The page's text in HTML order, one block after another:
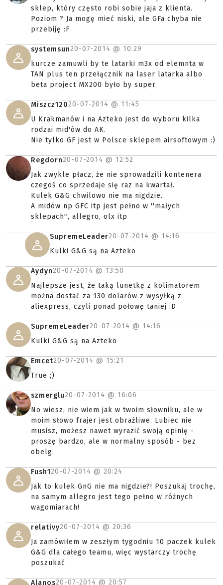
sklep, który często robi sobie jaja z klienta.
Poziom ? Ja mogę mieć niski, ale GFa chyba nie
przebiję :F
systemsun20-07-2014 @ 10:29
kurcze zamuwli by te latarki m3x od elemnta w
TAN plus ten przełącznik na laser latarka albo
beta project MX200 było by super.
Miszcz12020-07-2014 @ 11:45
U Krakmanów i na Azteko jest do wyboru kilka
rodzai mid'ów do AK.
Nie tylko GF jest w Polsce sklepem airsoftowym :)
Regdorn20-07-2014 @ 12:52
Jak zwykle płacz, że nie sprowadzili kontenera
czegoś co sprzedaje się raz na kwartał.
Kulek G&G chwilowo nie ma nigdzie.
A midów np GFC itp jest pełno w ''małych
sklepach'', allegro, olx itp
SupremeLeader20-07-2014 @ 14:16
Kulki G&G są na Azteko
Aydyn20-07-2014 @ 13:50
Najlepsze jest, że taką lunetkę z kolimatorem
można dostać za 130 dolarów z wysyłką z
aliexpress, czyli ponad połowę taniej :D
SupremeLeader20-07-2014 @ 14:16
Kulki G&G są na Azteko
Emcet20-07-2014 @ 15:21
True ;)
szmerglu20-07-2014 @ 16:06
No wiesz, nie wiem jak w twoim słowniku, ale w
moim słowo frajer jest obraźliwe. Lubiec nie
musisz, możesz nawet wyrazić swoją opinię -
proszę bardzo, ale w normalny sposób - bez
obelg.
Fush120-07-2014 @ 20:24
Jak to kulek GnG nie ma nigdzie?! Poszukaj trochę,
na samym allegro jest tego pełno w różnych
wagomiarach!
relativy20-07-2014 @ 20:36
Ja zamówiłem w zeszłym tygodniu 10 paczek kulek
G&G dla całego teamu, więc wystarczy trochę
poszukać
Alanos20-07-2014 @ 20:57